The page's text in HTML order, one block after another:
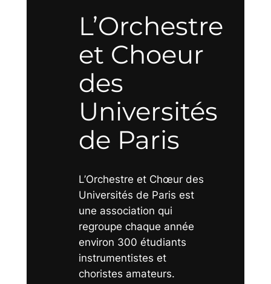
L’Orchestre
et Choeur
des
Universités
de Paris
L’Orchestre et Chœur des
Universités de Paris est
une association qui
regroupe chaque année
environ 300 étudiants
instrumentistes et
choristes amateurs.